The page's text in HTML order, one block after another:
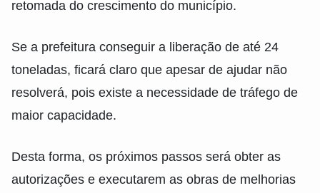
retomada do crescimento do município.
Se a prefeitura conseguir a liberação de até 24
toneladas, ficará claro que apesar de ajudar não
resolverá, pois existe a necessidade de tráfego de
maior capacidade.
Desta forma, os próximos passos será obter as
autorizações e executarem as obras de melhorias